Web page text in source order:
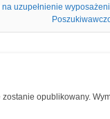
na uzupełnienie
opublikowany.